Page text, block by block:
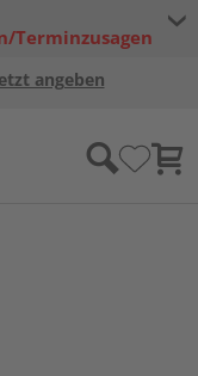
Terminzusagen
angeben